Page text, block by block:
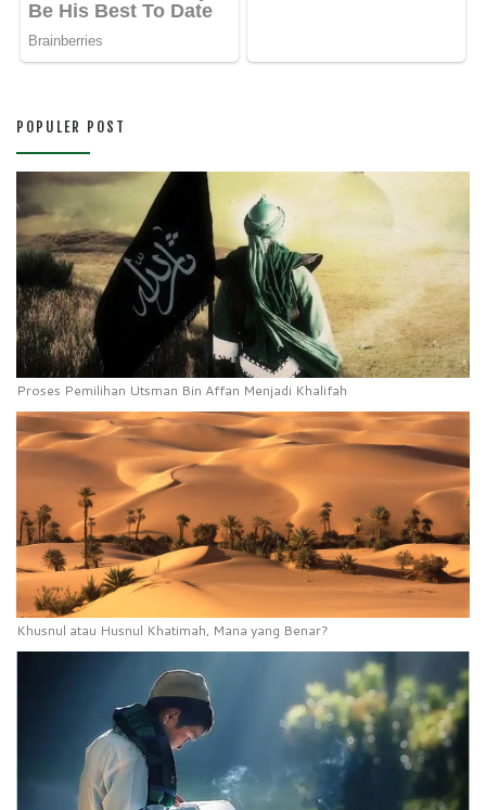
POPULER POST
Proses Pemilihan Utsman Bin Affan Menjadi Khalifah
Khusnul atau Husnul Khatimah, Mana yang Benar?